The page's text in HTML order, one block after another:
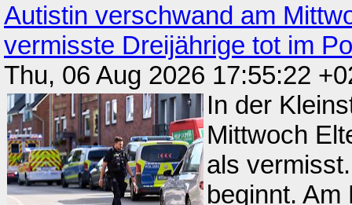
Autistin verschwand am
vermisste Dreijährige tot im
Thu, 06 Aug 2026 17:55:22
In der
Mittwoch
als
beginnt. Am